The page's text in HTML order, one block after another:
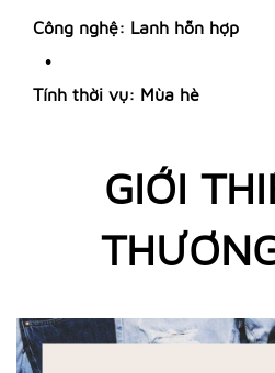
Công nghệ: Lanh hỗn hợp
Tính thời vụ: Mùa hè
GIỚI